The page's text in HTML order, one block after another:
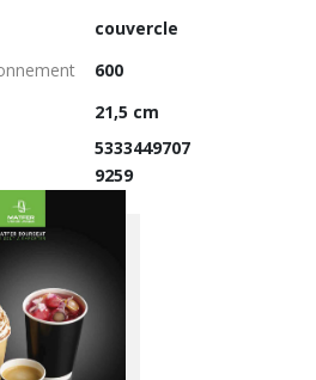
couvercle
600
21,5 cm
5333449707
9259